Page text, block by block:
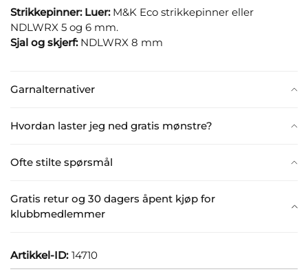
Garnalternativer
Hvordan laster jeg ned gratis mønstre?
Ofte stilte spørsmål
Gratis retur og 30 dagers åpent kjøp for
klubbmedlemmer
Strikkepinner: Luer:M&K Eco strikkepinner eller
NDLWRX 5 og 6 mm.
Sjal og skjerf:NDLWRX 8 mm
Artikkel-ID: 14710